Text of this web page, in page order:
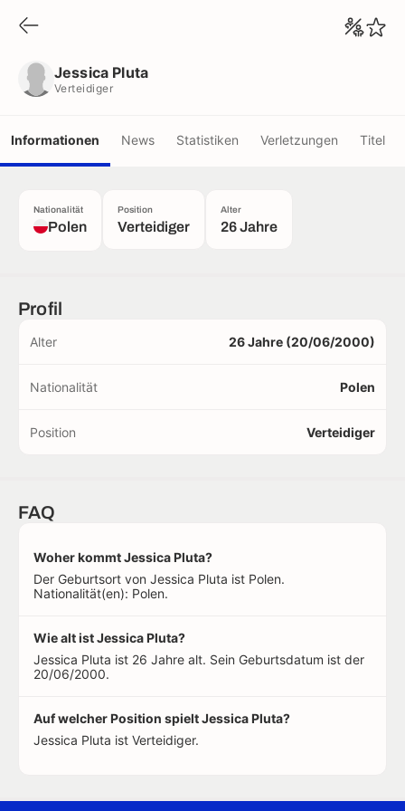
Jessica Pluta
Verteidiger
Informationen News Statistiken Verletzungen Titel
Nationalität
Polen
Position
Verteidiger
Alter
26 Jahre
Profil
Alter 26 Jahre (20/06/2000)
Nationalität Polen
Position Verteidiger
FAQ
Woher kommt Jessica Pluta?
Der Geburtsort von Jessica Pluta ist Polen.
Nationalität(en): Polen.
Wie alt ist Jessica Pluta?
Jessica Pluta ist 26 Jahre alt. Sein Geburtsdatum ist der
20/06/2000.
Auf welcher Position spielt Jessica Pluta?
Jessica Pluta ist Verteidiger.